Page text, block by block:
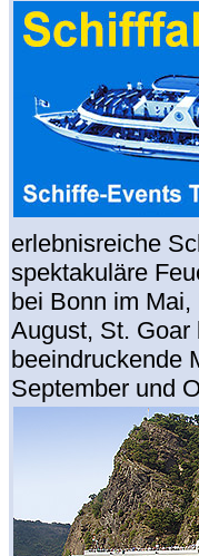
erlebnisreiche
spektakuläre
bei Bonn im
August, St. Goar
beeindruckende
September und